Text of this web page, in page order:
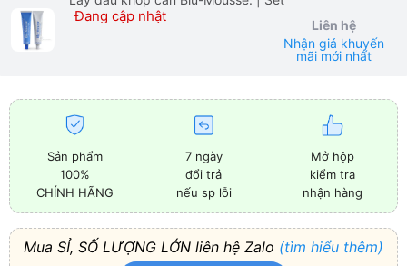
Đang cập nhật
Liên hệ
Nhận giá khuyến
mãi mới nhất
Sản phẩm
100%
CHÍNH HÃNG
7 ngày
đổi trả
nếu sp lỗi
Mở hộp
kiểm tra
nhận hàng
Mua SỈ, SỐ LƯỢNG LỚN liên hệ Zalo (tìm hiểu thêm)